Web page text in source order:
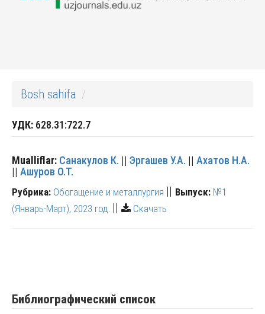
Bosh sahifa
УДК: 628.31:722.7
Mualliflar: Санакулов К. || Эргашев У.А. || Ахатов Н.А.
|| Ашуров О.Т.
Рубрика: Обогащение и металлургия || Выпуск: №1
(Январь-Март), 2023 год. || Скачать
Библиографический список